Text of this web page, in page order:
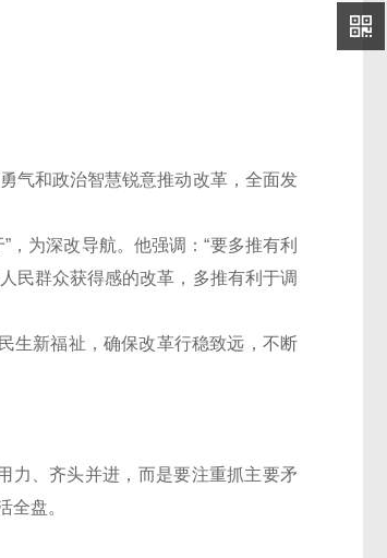
气和政治智慧锐意推动改革，全面发
为深改导航。他强调：“要多推有利
民群众获得感的改革，多推有利于调
新福祉，确保改革行稳致远，不断
力、齐头并进，而是要注重抓主要矛
全盘。